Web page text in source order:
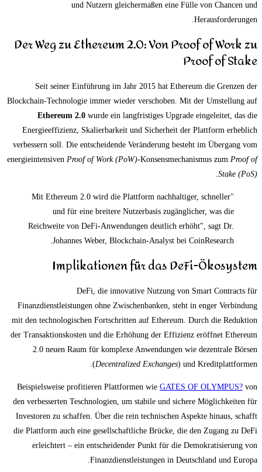
und Nutzern gleichermaßen eine Fülle von Chancen und
Herausforderungen.
Der Weg zu Ethereum 2.0: Von Proof of Work zu
Proof of Stake
Seit seiner Einführung im Jahr 2015 hat Ethereum die Grenzen der
Blockchain-Technologie immer wieder verschoben. Mit der Umstellung auf
Ethereum 2.0 wurde ein langfristiges Upgrade eingeleitet, das die
Energieeffizienz, Skalierbarkeit und Sicherheit der Plattform erheblich
verbessern soll. Die entscheidende Veränderung besteht im Übergang vom
energieintensiven Proof of Work (PoW)-Konsensmechanismus zum Proof of
Stake (PoS)
.
"Mit Ethereum 2.0 wird die Plattform nachhaltiger, schneller
und für eine breitere Nutzerbasis zugänglicher, was die
Reichweite von DeFi-Anwendungen deutlich erhöht", sagt Dr.
Johannes Weber, Blockchain-Analyst bei CoinResearch.
Implikationen für das DeFi-Ökosystem
DeFi, die innovative Nutzung von Smart Contracts für
Finanzdienstleistungen ohne Zwischenbanken, steht in enger Verbindung
mit den technologischen Fortschritten auf Ethereum. Durch die Reduktion
der Transaktionskosten und die Erhöhung der Effizienz eröffnet Ethereum
2.0 neuen Raum für komplexe Anwendungen wie dezentrale Börsen
(Decentralized Exchanges) und Kreditplattformen.
Beispielsweise profitieren Plattformen wie GATES OF OLYMPUS? von
den verbesserten Teschnologien, um stabile und sichere Möglichkeiten für
Investoren zu schaffen. Über die rein technischen Aspekte hinaus, schafft
die Plattform auch eine gesellschaftliche Brücke, die den Zugang zu DeFi
erleichtert – ein entscheidender Punkt für die Demokratisierung von
Finanzdienstleistungen in Deutschland und Europa.